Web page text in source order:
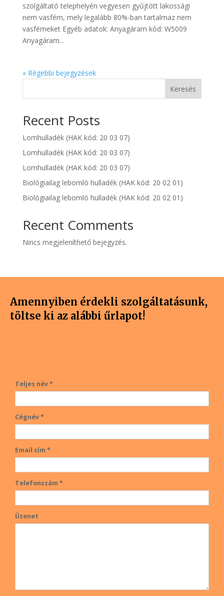
szolgáltató telephelyén vegyesen gyűjtött lakossági
nem vasfém, mely legalább 80%-ban tartalmaz nem
vasfémeket Egyéb adatok: Anyagáram kód: W5009
Anyagáram...
« Régebbi bejegyzések
Keresés
Recent Posts
Lomhulladék (HAK kód: 20 03 07)
Lomhulladék (HAK kód: 20 03 07)
Lomhulladék (HAK kód: 20 03 07)
Biológiailag lebomló hulladék (HAK kód: 20 02 01)
Biológiailag lebomló hulladék (HAK kód: 20 02 01)
Recent Comments
Nincs megjeleníthető bejegyzés.
Amennyiben érdekli szolgáltatásunk,
töltse ki az alábbi űrlapot!
Teljes név *
Cégnév *
Email cím *
Telefonszám *
Üzenet